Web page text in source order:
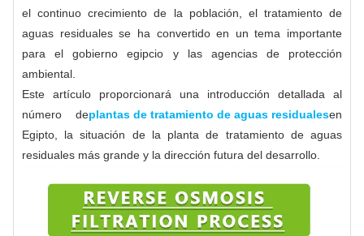
el continuo crecimiento de la población, el tratamiento de
aguas residuales se ha convertido en un tema importante
para el gobierno egipcio y las agencias de protección
ambiental.
Este artículo proporcionará una introducción detallada al
número deplantas de tratamiento de aguas residualesen
Egipto, la situación de la planta de tratamiento de aguas
residuales más grande y la dirección futura del desarrollo.